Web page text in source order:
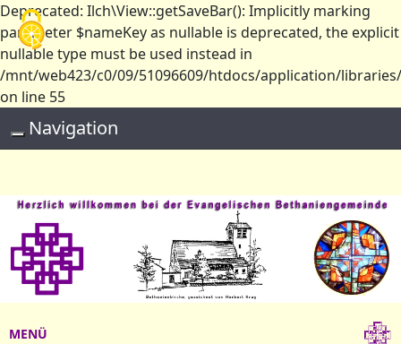
Deprecated: Ilch\View::getSaveBar(): Implicitly marking
parameter $nameKey as nullable is deprecated, the explicit
nullable type must be used instead in
/mnt/web423/c0/09/51096609/htdocs/application/
on line 55
Toggle navigation
Navigation
MENÜ
Cookie-Einstellungen